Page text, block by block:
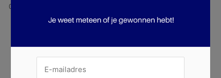
02.07.2025 tot 08.07.2025.